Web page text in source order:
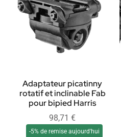
Adaptateur picatinny
rotatif et inclinable Fab
pour bipied Harris
98,71 €
-5% de remise aujourd'hui